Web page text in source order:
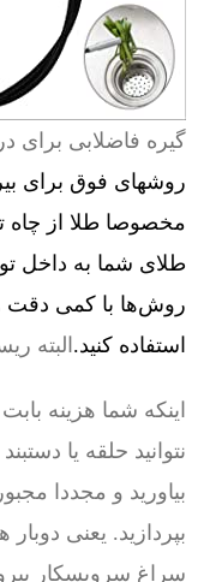
گیره فاضلابی برای
روشهای فوق برای
مخصوصا طلا از
طلای شما به داخل
روش‌ها با کمی دقت
استفاده کنید.البته
اینکه شما هزینه
نتوانید حلقه یا
بیاورید و مجددا
بپردازید. یعنی دوبار
سراغ سرویسکار